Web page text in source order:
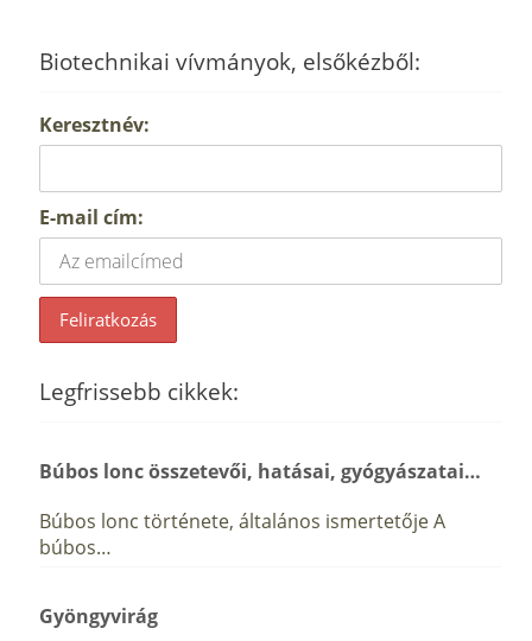
Biotechnikai vívmányok, elsőkézből:
Keresztnév:
E-mail cím:
Legfrissebb cikkek:
Búbos lonc összetevői, hatásai, gyógyászatai…
Búbos lonc története, általános ismertetője A
búbos…
Gyöngyvirág